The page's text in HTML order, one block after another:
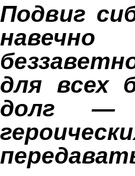
Подвиг
навечно
для всех
долг —